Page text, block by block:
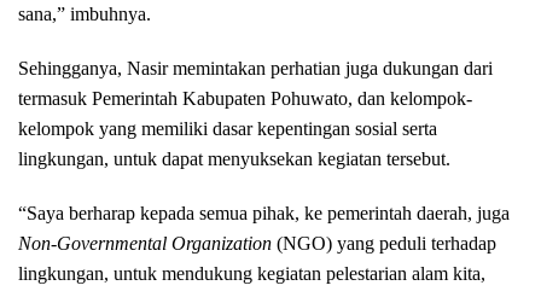
sana,” imbuhnya.
Sehingganya, Nasir memintakan perhatian juga dukungan dari
termasuk Pemerintah Kabupaten Pohuwato, dan kelompok-
kelompok yang memiliki dasar kepentingan sosial serta
lingkungan, untuk dapat menyuksekan kegiatan tersebut.
“Saya berharap kepada semua pihak, ke pemerintah daerah, juga
Non-Governmental Organization (NGO) yang peduli terhadap
lingkungan, untuk mendukung kegiatan pelestarian alam kita,